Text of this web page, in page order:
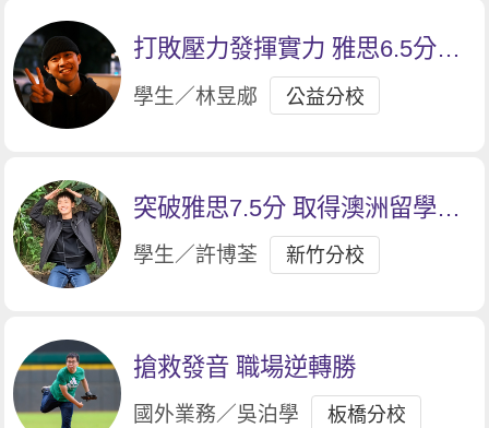
打敗壓力發揮實力 雅思6.5分答
標
學生／林昱郕 公益分校
突破雅思7.5分 取得澳洲留學入
場券
學生／許博荃 新竹分校
搶救發音 職場逆轉勝
國外業務／吳泊學 板橋分校